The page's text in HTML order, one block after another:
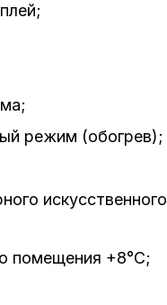
режим (обогрев);
искусственного
помещения +8°C;